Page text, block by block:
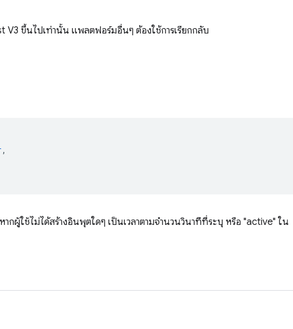
V3 ขึ้นไปเท่านั้น แพลตฟอร์มอื่นๆ ต้องใช้การเรียกกลับ
,
ผู้ใช้ไม่ได้สร้างอินพุตใดๆ เป็นเวลาตามจำนวนวินาทีที่ระบุ หรือ "active" ใน